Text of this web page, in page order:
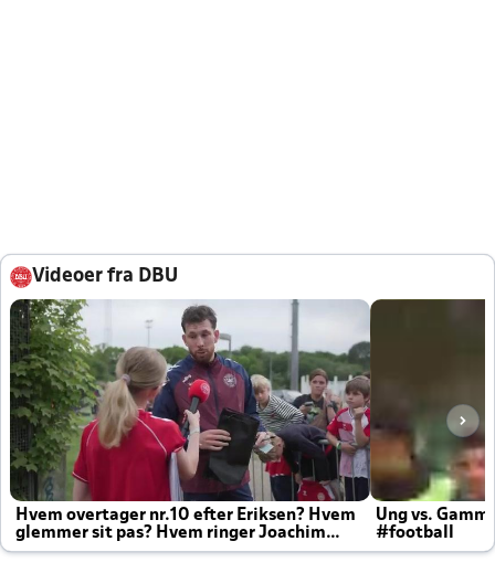
Videoer fra DBU
Hvem overtager nr.10 efter Eriksen? Hvem
glemmer sit pas? Hvem ringer Joachim
altid til efter kampe?
Ung vs.
#football